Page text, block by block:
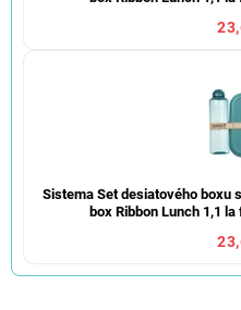
Sistema Set desiatového boxu
box Ribbon Lunch 1,1